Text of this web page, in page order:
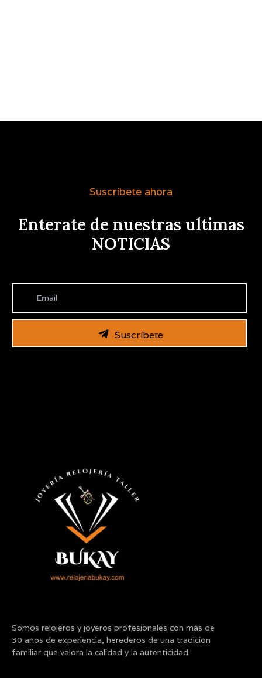
Suscríbete ahora
Enterate de nuestras ultimas
NOTICIAS
Suscríbete
Somos relojeros y joyeros profesionales con más de
30 años de experiencia, herederos de una tradición
familiar que valora la calidad y la autenticidad.